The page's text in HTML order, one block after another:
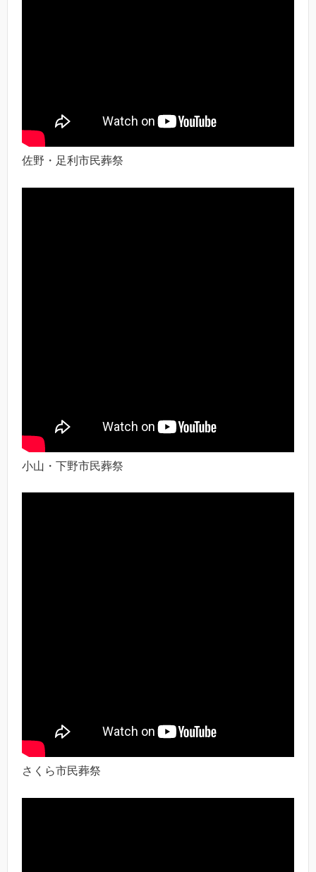
佐野・足利市民葬祭
小山・下野市民葬祭
さくら市民葬祭